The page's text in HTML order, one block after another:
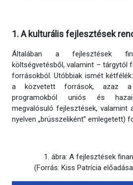
1. A kulturális fejlesztések
Általában a fejlesztések
költségvetésből, valamint – tárgytól
forrásokból. Utóbbiak ismét
a közvetett források, azaz a
programokból uniós és hazai
megvalósuló fejlesztések, valamint
nyelven „brüsszeliként” emlegetett)
1. ábra: A fejlesztések
(Forrás: Kiss Patrícia